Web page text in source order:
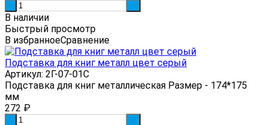
В наличии
Быстрый просмотр
В избранноеСравнение
Подставка для книг металл цвет серый
Артикул: 2Г-07-01С
Подставка для книг металлическая Размер - 174*175
мм
272 ₽